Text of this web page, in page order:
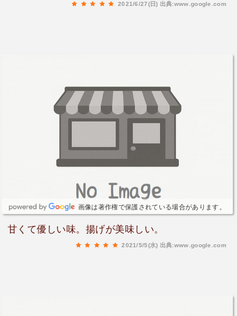
2021/6/27(日) 出典:www.google.com
画像は著作権で保護されている場合があります。
甘くて優しい味。揚げが美味しい。
2021/5/5(水) 出典:www.google.com